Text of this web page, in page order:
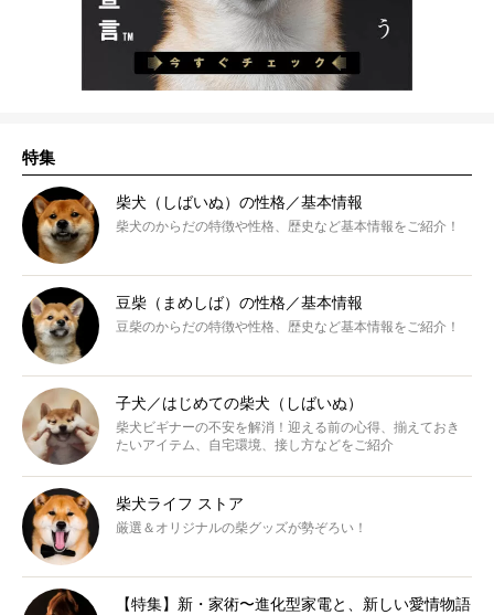
特集
柴犬（しばいぬ）の性格／基本情報
柴犬のからだの特徴や性格、歴史など基本情報をご紹介！
豆柴（まめしば）の性格／基本情報
豆柴のからだの特徴や性格、歴史など基本情報をご紹介！
子犬／はじめての柴犬（しばいぬ）
柴犬ビギナーの不安を解消！迎える前の心得、揃えておき
たいアイテム、自宅環境、接し方などをご紹介
柴犬ライフ ストア
厳選＆オリジナルの柴グッズが勢ぞろい！
【特集】新・家術〜進化型家電と、新しい愛情物語